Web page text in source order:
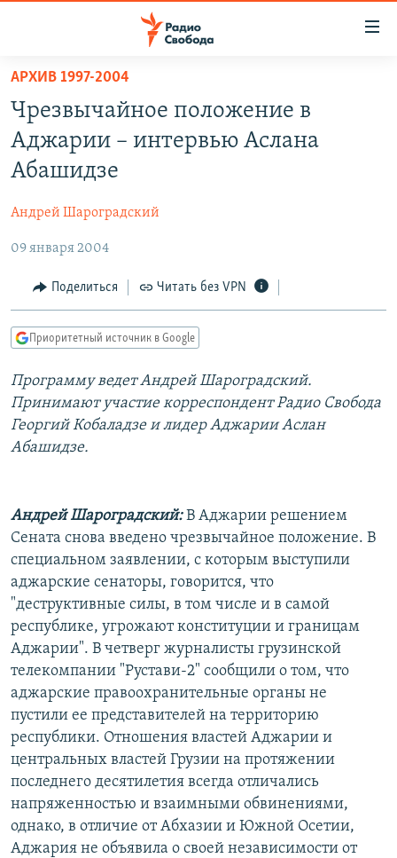
упрощенного
доступа
Вернуться
основному
Вернутся
навигации
Вернутся
поиску
ПОДКАСТЫ
АВТОРСКИЕ ПРОЕКТЫ
МНЕНИЯ
КУЛЬТУРА
IDEL.РЕАЛИИ
СЕВЕР.РЕАЛИИ
СИБИРЬ.РЕАЛИИ
РАСПИСАНИЕ ВЕЩАНИЯ
ПОДПИШИТЕСЬ НА РАССЫЛКУ
Все сайты РСЕ/РС
АРХИВ 1997-2004
Чрезвычайное положение в
Аджарии – интервью Аслана
Абашидзе
Андрей Шароградский
09 января 2004
Поделиться Читать без VPN
Приоритетный источник в Google
Программу ведет Андрей Шароградский.
Принимают участие корреспондент Радио Свобода
Георгий Кобаладзе и лидер Аджарии Аслан
Абашидзе.
Андрей Шароградский:В Аджарии решением
Сената снова введено чрезвычайное положение. В
специальном заявлении, с которым выступили
аджарские сенаторы, говорится, что
"деструктивные силы, в том числе и в самой
республике, угрожают конституции и границам
Аджарии". В четверг журналисты грузинской
телекомпании "Рустави-2" сообщили о том, что
аджарские правоохранительные органы не
пустили ее представителей на территорию
республики. Отношения властей Аджарии и
центральных властей Грузии на протяжении
последнего десятилетия всегда отличались
напряженностью и взаимными обвинениями,
однако, в отличие от Абхазии и Южной Осетии,
Аджария не объявила о своей независимости от